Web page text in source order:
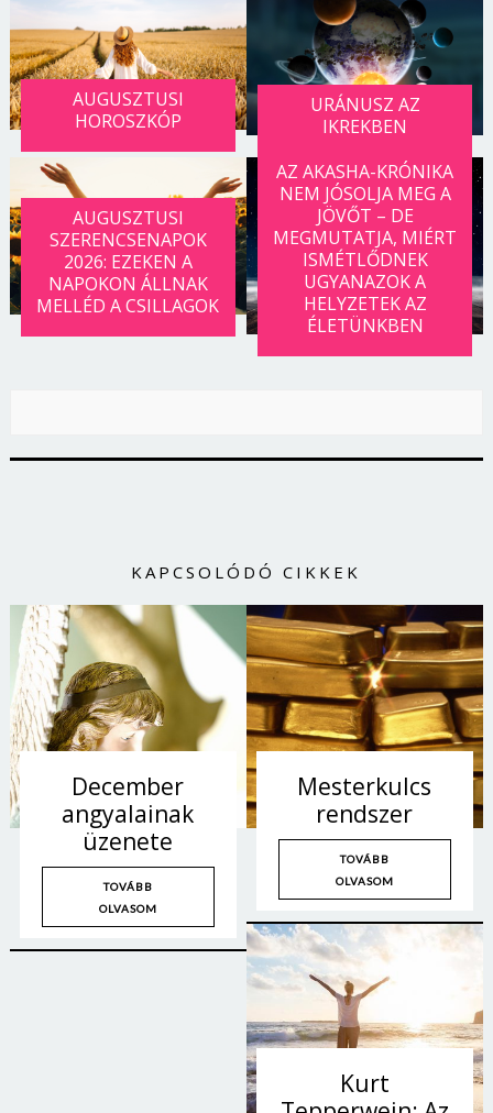
AUGUSZTUSI
HOROSZKÓP
URÁNUSZ AZ
IKREKBEN
AUGUSZTUSI
SZERENCSENAPOK
2026: EZEKEN A
NAPOKON ÁLLNAK
MELLÉD A CSILLAGOK
AZ AKASHA-KRÓNIKA
NEM JÓSOLJA MEG A
JÖVŐT – DE
MEGMUTATJA, MIÉRT
ISMÉTLŐDNEK
UGYANAZOK A
HELYZETEK AZ
ÉLETÜNKBEN
KAPCSOLÓDÓ CIKKEK
December
angyalainak
üzenete
TOVÁBB
OLVASOM
Mesterkulcs
rendszer
TOVÁBB
OLVASOM
Kurt
Borsonline bejelentkezés
E-mail cím vagy felhasználónév